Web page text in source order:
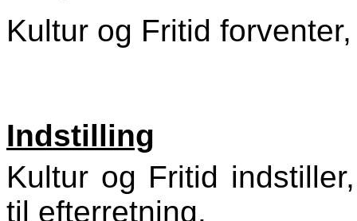
Kultur og Fritid
Indstilling
Kultur og Fritid
til efterretning.